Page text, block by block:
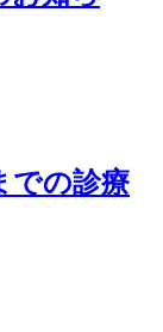
での診療